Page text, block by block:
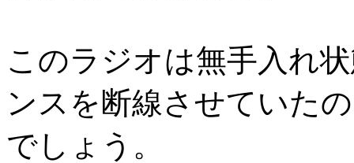
このラジオは無手入れ
ンスを断線させていた
でしょう。